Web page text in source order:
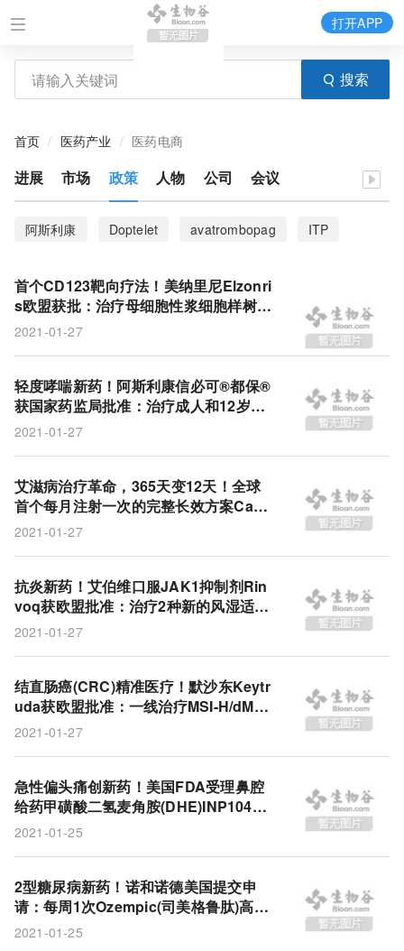
搜索
打开APP
首页 医药产业 医药电商
进展 市场 政策 人物 公司 会议
阿斯利康 Doptelet avatrombopag
ITP
诺和诺德
司美格鲁肽 INP104
急性偏头痛
semaglutide
2型糖尿病
慢性免疫性血小板减少症
narsoplimab
MASP-2 Omeros
TMA
第一三共
Enhertu ADC HER2
抗体偶联药物
DHE
错配修复缺陷
cabotegravir
Cabenuva HIV
利匹韦林
艾滋病
强生 都保 轻度哮喘
Elzonris
CD123
美纳里尼集团
信必可
Symbicort Turbuhaler
葛兰素史克
JAK抑制剂 可瑞达
MSI-H
帕博利珠单抗
Rinvoq
强直性脊柱炎 艾伯维
银屑病关节炎
默沙东
首个CD123靶向疗法！美纳里尼Elzonri
s欧盟获批：治疗母细胞性浆细胞样树突
细胞肿瘤(BPDCN)!
2021-01-27
轻度哮喘新药！阿斯利康信必可®都保®
获国家药监局批准：治疗成人和12岁以
上青少年轻度哮喘!
2021-01-27
艾滋病治疗革命，365天变12天！全球
首个每月注射一次的完整长效方案Cabe
nuva获美国FDA批准！
2021-01-27
抗炎新药！艾伯维口服JAK1抑制剂Rin
voq获欧盟批准：治疗2种新的风湿适应
症！
2021-01-27
结直肠癌(CRC)精准医疗！默沙东Keytr
uda获欧盟批准：一线治疗MSI-H/dMM
R转移性CRC!
2021-01-27
急性偏头痛创新药！美国FDA受理鼻腔
给药甲磺酸二氢麦角胺(DHE)INP104：
15分钟起效，2小时缓解!
2021-01-25
2型糖尿病新药！诺和诺德美国提交申
请：每周1次Ozempic(司美格鲁肽)高剂
量2.0mg用于强化治疗!
2021-01-25